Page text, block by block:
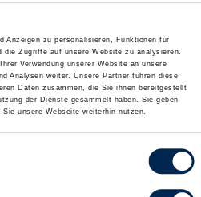
Anzeigen zu personalisieren, Funktionen für
die Zugriffe auf unsere Website zu analysieren.
Verwendung unserer Website an unsere
Analysen weiter. Unsere Partner führen diese
Daten zusammen, die Sie ihnen bereitgestellt
der Dienste gesammelt haben. Sie geben
unsere Webseite weiterhin nutzen.
Paella mit Neptun-